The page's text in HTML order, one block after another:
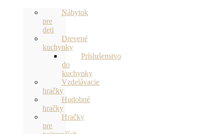
Nábytok
pre
deti
Drevené
kuchynky
Príslušenstvo
do
kuchynky
Vzdelávacie
hračky
Hudobné
hračky
Hračky
pre